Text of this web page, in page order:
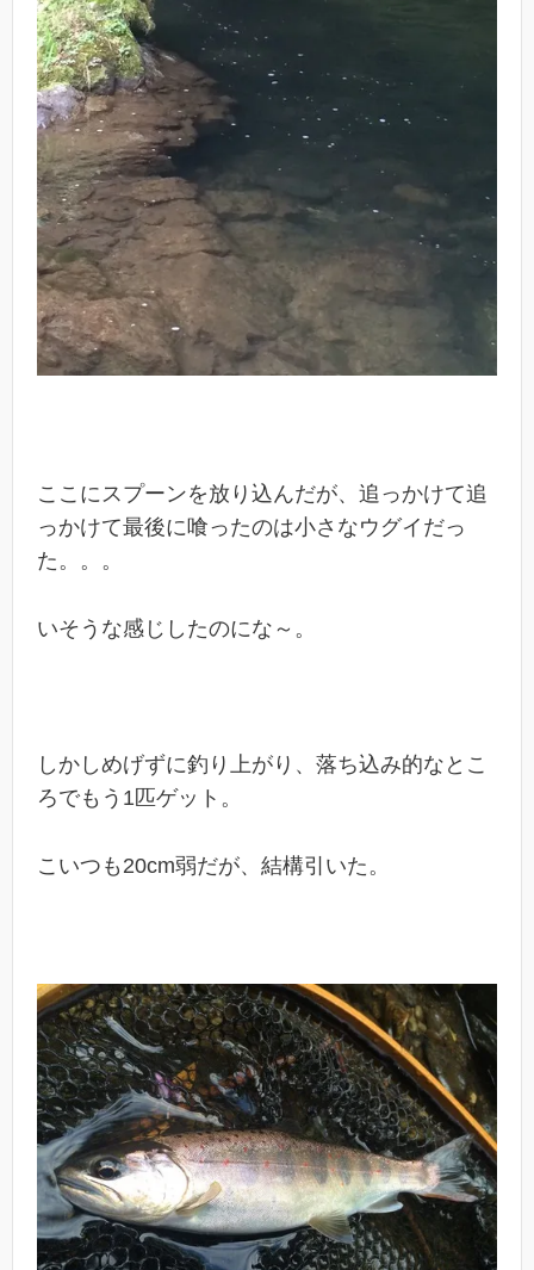
ここにスプーンを放り込んだが、追っかけて追
っかけて最後に喰ったのは小さなウグイだっ
た。。。
いそうな感じしたのにな～。
しかしめげずに釣り上がり、落ち込み的なとこ
ろでもう1匹ゲット。
こいつも20cm弱だが、結構引いた。